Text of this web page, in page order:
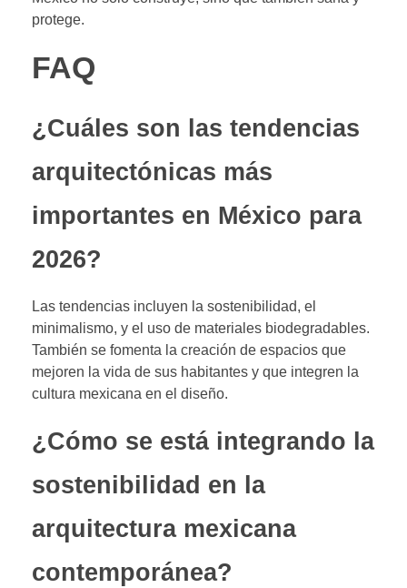
protege.
FAQ
¿Cuáles son las tendencias
arquitectónicas más
importantes en México para
2026?
Las tendencias incluyen la sostenibilidad, el
minimalismo, y el uso de materiales biodegradables.
También se fomenta la creación de espacios que
mejoren la vida de sus habitantes y que integren la
cultura mexicana en el diseño.
¿Cómo se está integrando la
sostenibilidad en la
arquitectura mexicana
contemporánea?